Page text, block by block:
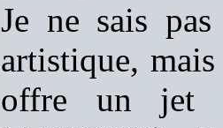
Je ne sais
artistique,
offre un jet